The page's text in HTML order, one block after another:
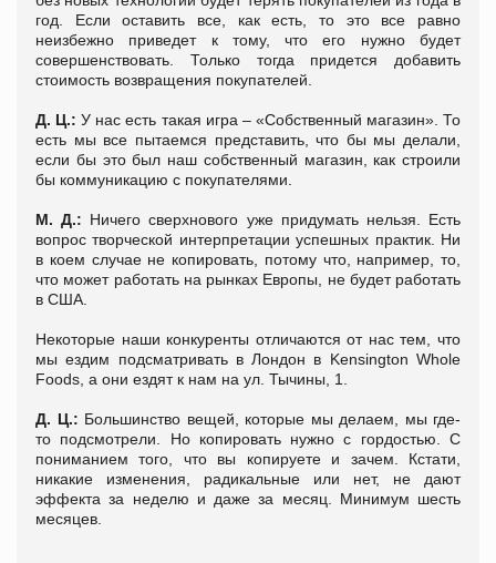
год. Если оставить все, как есть, то это все равно
неизбежно приведет к тому, что его нужно будет
совершенствовать. Только тогда придется добавить
стоимость возвращения покупателей.
Д. Ц.: У нас есть такая игра – «Собственный магазин». То
есть мы все пытаемся представить, что бы мы делали,
если бы это был наш собственный магазин, как строили
бы коммуникацию с покупателями.
М. Д.: Ничего сверхнового уже придумать нельзя. Есть
вопрос творческой интерпретации успешных практик. Ни
в коем случае не копировать, потому что, например, то,
что может работать на рынках Европы, не будет работать
в США.
Некоторые наши конкуренты отличаются от нас тем, что
мы ездим подсматривать в Лондон в Kensington Whole
Foods, а они ездят к нам на ул. Тычины, 1.
Д. Ц.: Большинство вещей, которые мы делаем, мы где-
то подсмотрели. Но копировать нужно с гордостью. С
пониманием того, что вы копируете и зачем. Кстати,
никакие изменения, радикальные или нет, не дают
эффекта за неделю и даже за месяц. Минимум шесть
месяцев.